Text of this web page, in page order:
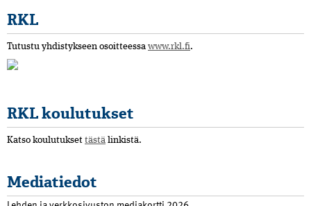
RKL
Tutustu yhdistykseen osoitteessa www.rkl.fi.
RKL koulutukset
Katso koulutukset tästä linkistä.
Mediatiedot